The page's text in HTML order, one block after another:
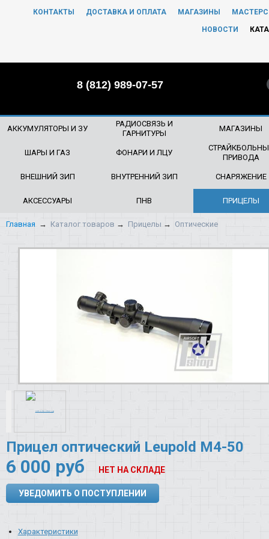
КОНТАКТЫ ДОСТАВКА И ОПЛАТА МАГАЗИНЫ
НОВОСТИ
8 (812) 989-07-57
АККУМУЛЯТОРЫ И ЗУ
РАДИОСВЯЗЬ И
ГАРНИТУРЫ
МАГАЗИНЫ
ШАРЫ И ГАЗ ФОНАРИ И ЛЦУ
ПРИВОДА
ВНЕШНИЙ ЗИП ВНУТРЕННИЙ ЗИП СНАРЯЖЕНИЕ
АКСЕССУАРЫ ПНВ ПРИЦЕЛЫ
Главная → Каталог товаров → Прицелы → Оптические
Прицел оптический Leupold M4-50
6 000 руб НЕТ НА СКЛАДЕ
УВЕДОМИТЬ О ПОСТУПЛЕНИИ
Характеристики
ЧТО БУДЕМ ИСКАТЬ?